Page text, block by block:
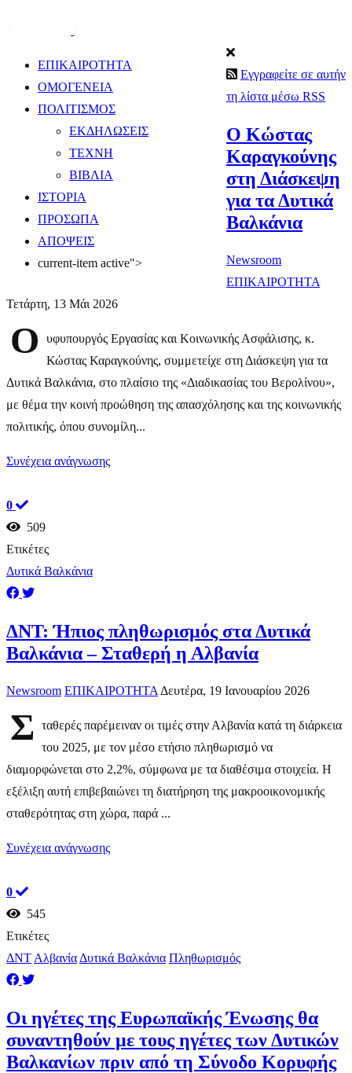
ΕΠΙΚΑΙΡΟΤΗΤΑ
ΟΜΟΓΕΝΕΙΑ
ΠΟΛΙΤΙΣΜΟΣ
ΕΚΔΗΛΩΣΕΙΣ
ΤΕΧΝΗ
ΒΙΒΛΙΑ
ΙΣΤΟΡΙΑ
ΠΡΟΣΩΠΑ
ΑΠΟΨΕΙΣ
current-item active">
Εγγραφείτε σε αυτήν
τη λίστα μέσω RSS
Ο Κώστας
Καραγκούνης
στη Διάσκεψη
για τα Δυτικά
Βαλκάνια
Newsroom
ΕΠΙΚΑΙΡΟΤΗΤΑ
Τετάρτη, 13 Μάι 2026
Ο
υφυπουργός Εργασίας και Κοινωνικής Ασφάλισης, κ.
Κώστας Καραγκούνης, συμμετείχε στη Διάσκεψη για τα
Δυτικά Βαλκάνια, στο πλαίσιο της «Διαδικασίας του Βερολίνου»,
με θέμα την κοινή προώθηση της απασχόλησης και της κοινωνικής
πολιτικής, όπου συνομίλη...
Συνέχεια ανάγνωσης
0
509
Ετικέτες
Δυτικά Βαλκάνια
ΔΝΤ: Ήπιος πληθωρισμός στα Δυτικά
Βαλκάνια – Σταθερή η Αλβανία
Newsroom ΕΠΙΚΑΙΡΟΤΗΤΑ Δευτέρα, 19 Ιανουαρίου 2026
Σ
ταθερές παρέμειναν οι τιμές στην Αλβανία κατά τη διάρκεια
του 2025, με τον μέσο ετήσιο πληθωρισμό να
διαμορφώνεται στο 2,2%, σύμφωνα με τα διαθέσιμα στοιχεία. Η
εξέλιξη αυτή επιβεβαιώνει τη διατήρηση της μακροοικονομικής
σταθερότητας στη χώρα, παρά ...
Συνέχεια ανάγνωσης
0
545
Ετικέτες
ΔΝΤ Αλβανία Δυτικά Βαλκάνια Πληθωρισμός
Οι ηγέτες της Ευρωπαϊκής Ένωσης θα
συναντηθούν με τους ηγέτες των Δυτικών
Βαλκανίων πριν από τη Σύνοδο Κορυφής